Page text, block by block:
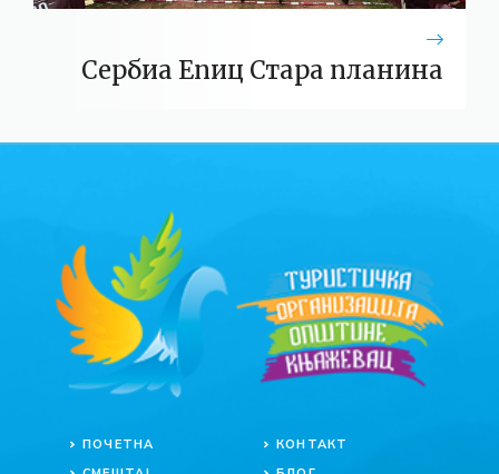
Сербиа Епиц Стара планина
ПОЧЕТНА
КОНТАКТ